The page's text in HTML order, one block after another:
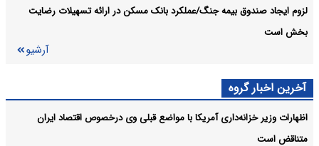
لزوم ایجاد صندوق بیمه جنگ/عملکرد بانک مسکن در ارائه تسهیلات رضایت
بخش است
آرشیو
آخرین اخبار گروه
اظهارات وزیر خزانه‌داری آمریکا با مواضع قبلی وی درخصوص اقتصاد ایران
متناقض است